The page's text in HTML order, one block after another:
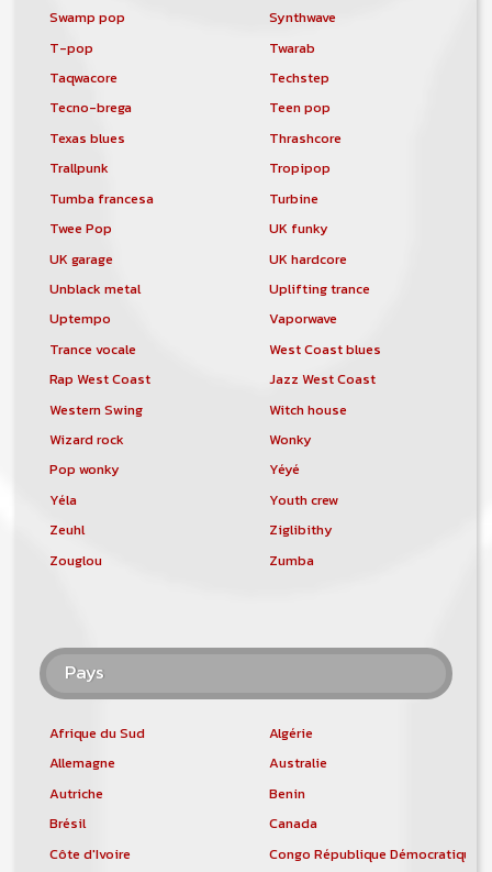
Swamp pop
Synthwave
T-pop
Twarab
Taqwacore
Techstep
Tecno-brega
Teen pop
Texas blues
Thrashcore
Trallpunk
Tropipop
Tumba francesa
Turbine
Twee Pop
UK funky
UK garage
UK hardcore
Unblack metal
Uplifting trance
Uptempo
Vaporwave
Trance vocale
West Coast blues
Rap West Coast
Jazz West Coast
Western Swing
Witch house
Wizard rock
Wonky
Pop wonky
Yéyé
Yéla
Youth crew
Zeuhl
Ziglibithy
Zouglou
Zumba
Pays
Afrique du Sud
Algérie
Allemagne
Australie
Autriche
Benin
Brésil
Canada
Côte d'Ivoire
Congo République Démocratique